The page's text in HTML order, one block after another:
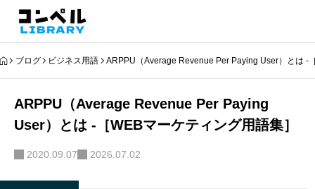
ブログ ビジネス用語 ARPPU（Average Revenue Per Paying User）とは -
ARPPU（Average Revenue Per Paying
User）とは -［WEBマーケティング用語集］
2020.09.07 2026.07.02